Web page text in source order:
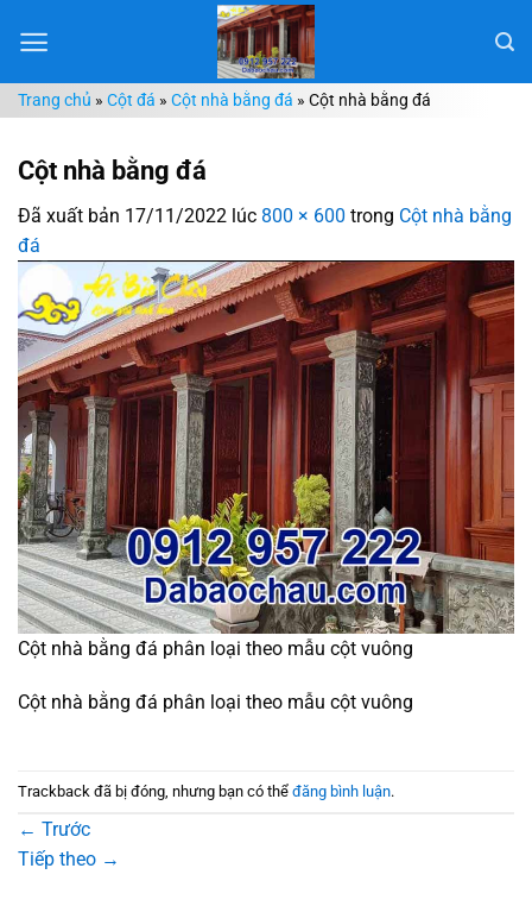
đến
dungTrang chủ » Cột đá » Cột nhà bằng đá » Cột nhà bằng đá
Cột nhà bằng đá
Đã xuất bản 17/11/2022 lúc 800 × 600 trong Cột nhà bằng
đá
Cột nhà bằng đá phân loại theo mẫu cột vuông
Cột nhà bằng đá phân loại theo mẫu cột vuông
Trackback đã bị đóng, nhưng bạn có thể đăng bình luận.
← Trước
Tiếp theo →